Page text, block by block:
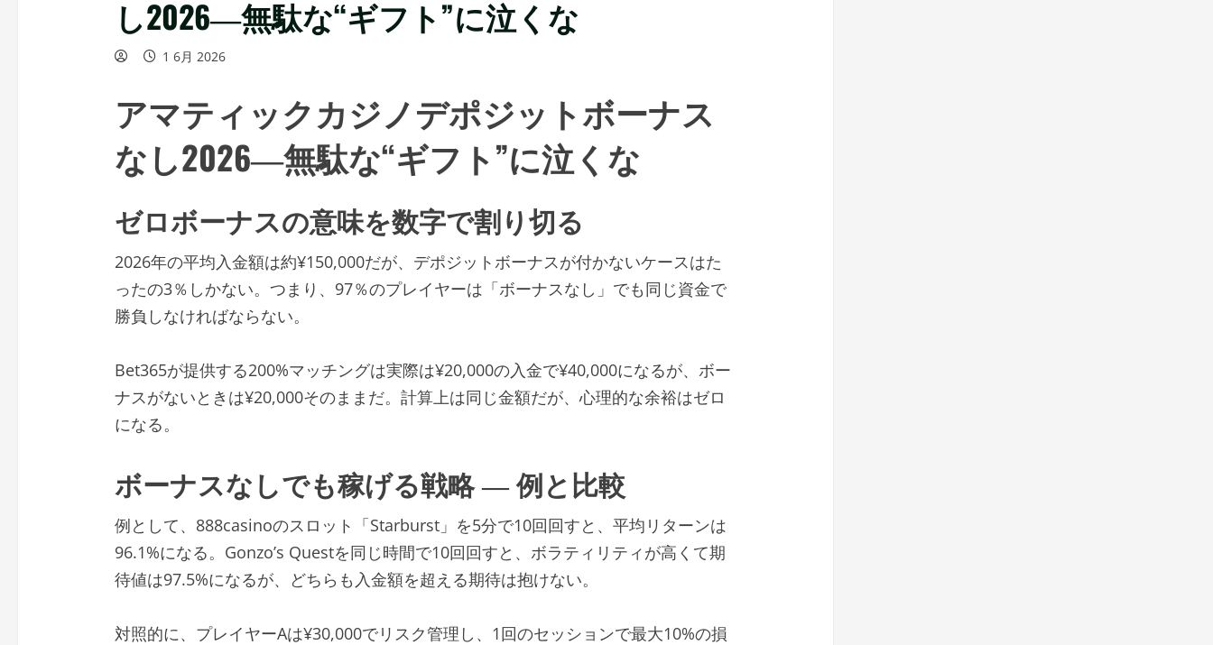
し2026―無駄な“ギフト”に泣くな
1 6月 2026
アマティックカジノデポジットボーナス
なし2026―無駄な“ギフト”に泣くな
ゼロボーナスの意味を数字で割り切る
2026年の平均入金額は約¥150,000だが、デポジットボーナスが付かないケースはた
ったの3％しかない。つまり、97％のプレイヤーは「ボーナスなし」でも同じ資金で
勝負しなければならない。
Bet365が提供する200%マッチングは実際は¥20,000の入金で¥40,000になるが、ボー
ナスがないときは¥20,000そのままだ。計算上は同じ金額だが、心理的な余裕はゼロ
になる。
ボーナスなしでも稼げる戦略 ― 例と比較
例として、888casinoのスロット「Starburst」を5分で10回回すと、平均リターンは
96.1%になる。Gonzo’s Questを同じ時間で10回回すと、ボラティリティが高くて期
待値は97.5%になるが、どちらも入金額を超える期待は抱けない。
対照的に、プレイヤーAは¥30,000でリスク管理し、1回のセッションで最大10%の損